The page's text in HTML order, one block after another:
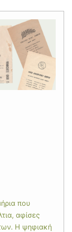
που
αφίσες
Η ψηφιακή